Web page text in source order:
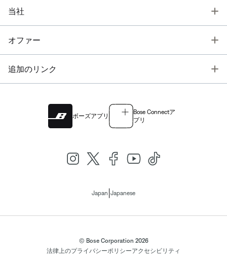
当社
オファー
追加のリンク
ボーズアプリ
Bose Connectア
プリ
Japan Japanese
© Bose Corporation 2026
法律上のプライバシーポリシーアクセシビリティ